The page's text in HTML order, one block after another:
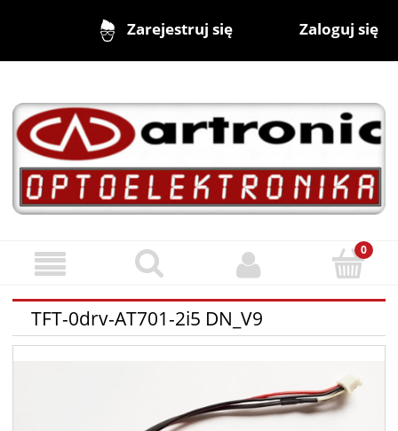
Zarejestruj się Zaloguj się
TFT-0drv-AT701-2i5 DN_V9